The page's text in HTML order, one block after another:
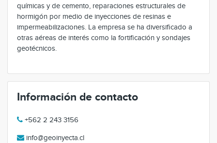
químicas y de cemento, reparaciones estructurales de
hormigón por medio de inyecciones de resinas e
impermeabilizaciones. La empresa se ha diversificado a
otras aéreas de interés como la fortificación y sondajes
geotécnicos.
Información de contacto
+562 2 243 3156
info@geoinyecta.cl